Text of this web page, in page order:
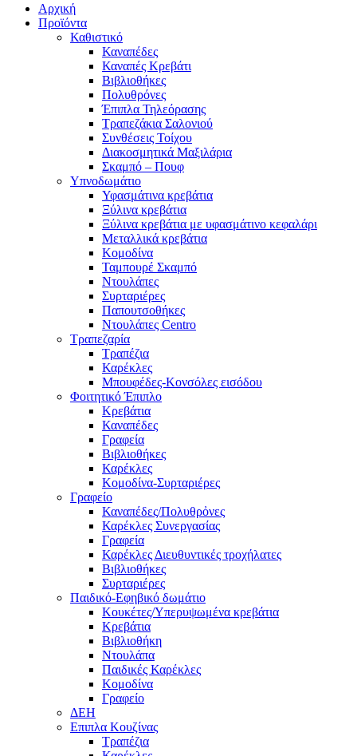
Αρχική
Προϊόντα
Καθιστικό
Καναπέδες
Καναπές Κρεβάτι
Βιβλιοθήκες
Πολυθρόνες
Έπιπλα Τηλεόρασης
Τραπεζάκια Σαλονιού
Συνθέσεις Τοίχου
Διακοσμητικά Μαξιλάρια
Σκαμπό – Πουφ
Υπνοδωμάτιο
Υφασμάτινα κρεβάτια
Ξύλινα κρεβάτια
Ξύλινα κρεβάτια με υφασμάτινο κεφαλάρι
Mεταλλικά κρεβάτια
Κομοδίνα
Ταμπουρέ Σκαμπό
Ντουλάπες
Συρταριέρες
Παπουτσοθήκες
Ντουλάπες Centro
Τραπεζαρία
Τραπέζια
Καρέκλες
Μπουφέδες-Κονσόλες εισόδου
Φοιτητικό Έπιπλο
Κρεβάτια
Καναπέδες
Γραφεία
Βιβλιοθήκες
Καρέκλες
Κομοδίνα-Συρταριέρες
Γραφείο
Καναπέδες/Πολυθρὀνες
Καρέκλες Συνεργασίας
Γραφεία
Καρέκλες Διευθυντικές τροχήλατες
Βιβλιοθήκες
Συρταριέρες
Παιδικό-Εφηβικό δωμάτιο
Κουκέτες/Υπερυψωμένα κρεβάτια
Κρεβάτια
Βιβλιοθήκη
Ντουλάπα
Παιδικές Καρέκλες
Κομοδίνα
Γραφείο
ΔΕΗ
Επιπλα Κουζίνας
Τραπέζια